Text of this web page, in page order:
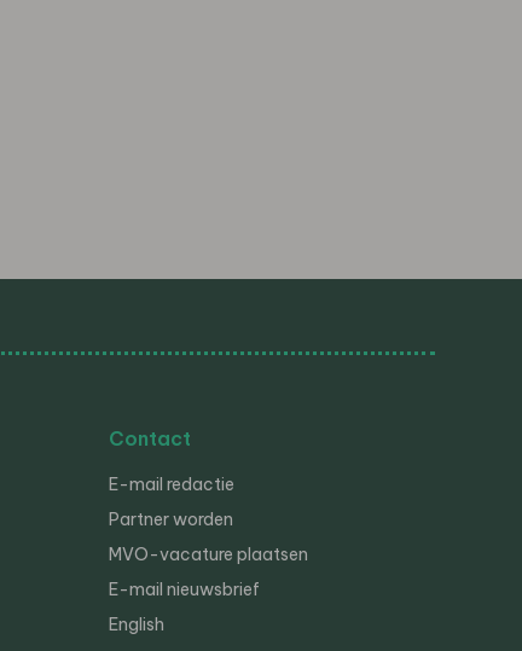
Contact
E-mail redactie
Partner worden
MVO-vacature plaatsen
E-mail nieuwsbrief
English